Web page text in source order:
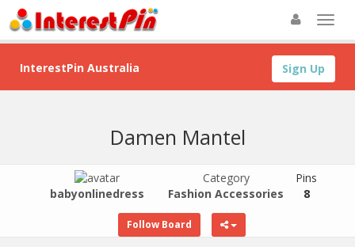
Sign Up
InterestPin Australia
Damen Mantel
babyonlinedress
Category
Fashion Accessories
Pins
8
Follow Board